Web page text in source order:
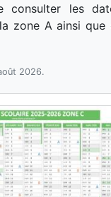
consulter les
zone A ainsi que
2026.